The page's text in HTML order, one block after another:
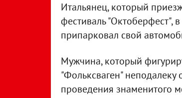
Итальянец, который
фестиваль "Октоберфест",
припарковал свой
Мужчина, который
"Фольксваген" неподалеку
проведения знаменитого